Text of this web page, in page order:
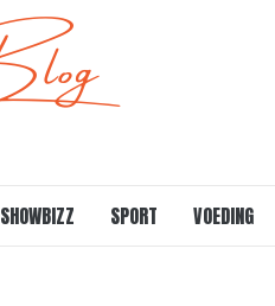
SHOWBIZZ SPORT VOEDING